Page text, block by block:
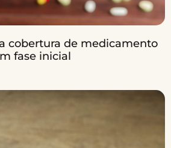
cobertura de medicamento
fase inicial